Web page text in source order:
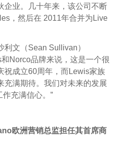
企业。几十年来，该公司不断
，然后在 2011年合并为Live
利文（Sean Sullivan）
Norco品牌来说，这是一个很
成立60周年，而Lewis家族
充满期待。我们对未来的发展
充满信心。”
欧洲营销总监担任其首席商